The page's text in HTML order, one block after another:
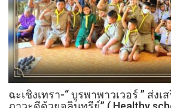
ฉะเชิงเทรา-​“ บูรพาพาวเวอร์ ” ส่งเ